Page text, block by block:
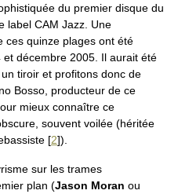
du premier disque du
label CAM Jazz. Une
ces quinze plages ont été
décembre 2005. Il aurait été
tiroir et profitons donc de
Bosso, producteur de ce
mieux connaître ce
souvent voilée (héritée
[2]).
sur les trames
plan (Jason Moran ou